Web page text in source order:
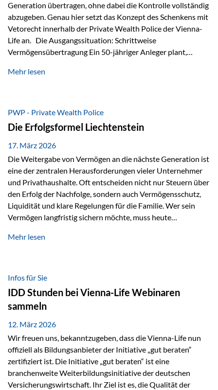
Generation übertragen, ohne dabei die Kontrolle vollständig
abzugeben. Genau hier setzt das Konzept des Schenkens mit
Vetorecht innerhalb der Private Wealth Police der Vienna-
Life an. Die Ausgangssituation: Schrittweise
Vermögensübertragung Ein 50-jähriger Anleger plant,
der steuerliche Freibetrag optimal genutzt werden, sondern
strukturierte, langfristige Vermögensübertragung, ohne die
Kontrolle vollständig aus der Hand zu geben. Die Lösung:
Abschmelzung mit Vetorecht Die Umsetzung erfolgt über die
Private Wealth Police…
Mehr lesen
PWP - Private Wealth Police
Die Erfolgsformel Liechtenstein
17. März 2026
Die Weitergabe von Vermögen an die nächste Generation ist
eine der zentralen Herausforderungen vieler Unternehmer
und Privathaushalte. Oft entscheiden nicht nur Steuern über
den Erfolg der Nachfolge, sondern auch Vermögensschutz,
Liquidität und klare Regelungen für die Familie. Wer sein
Vermögen langfristig sichern möchte, muss heute
„Erfolgsformel Liechtenstein“, herausgegeben und verfasst
Vermögensschutz strategisch miteinander verbindet.
Warum klassische Nachfolgeplanung oft scheitert Viele
Vermögen werden erst im Todesfall übertragen. Das kann zu
Problemen führen: Hohe Erbschaftsteuern Streitigkeiten
zwischen Erben Liquiditätsprobleme bei Immobilien…
Mehr lesen
Infos für Sie
IDD Stunden bei Vienna-Life Webinaren
sammeln
12. März 2026
Wir freuen uns, bekanntzugeben, dass die Vienna-Life nun
offiziell als Bildungsanbieter der Initiative „gut beraten“
zertifiziert ist. Die Initiative „gut beraten“ ist eine
branchenweite Weiterbildungsinitiative der deutschen
Versicherungswirtschaft. Ihr Ziel ist es, die Qualität der